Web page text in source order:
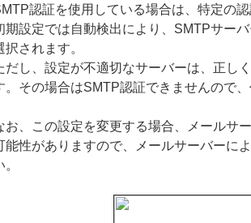
認証を使用している場合は、特定の
期設定では自動検出により、SMTPサー
択されます。
だし、設定が不適切なサーバーは、正し
。その場合はSMTP認証できませんので
お、この設定を変更する場合、メールサ
能性がありますので、メールサーバーに
。